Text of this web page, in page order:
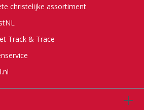
christelijke assortiment
Track & Trace